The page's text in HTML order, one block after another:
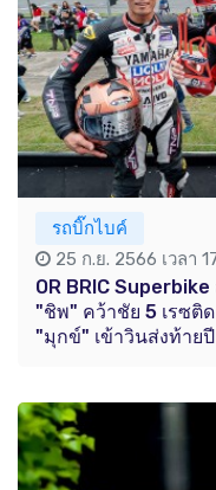
รถบิ๊กไบค์
25 ก.ย. 2566 เวลา
OR BRIC
"ชิพ" คว้าชัย 5 เรซติ
"มุกข์" เข้าวินส่งท้ายปี